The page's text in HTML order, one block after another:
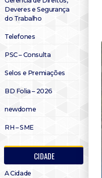
Deveres e Segurança
do Trabalho
Telefones
PSC – Consulta
Selos e Premiações
BD Folia – 2026
newdome
RH – SME
CIDADE
A Cidade